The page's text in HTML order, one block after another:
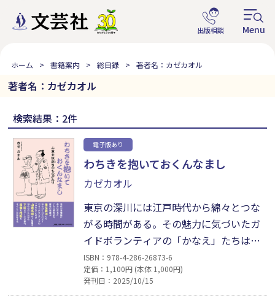
ホーム 書籍案内 総目録 著者名：カゼカオル
著者名：カゼカオル
検索結果：2件
電子版あり
わちきを抱いておくんなまし
カゼカオル
東京の深川には江戸時代から綿々とつな
がる時間がある。その魅力に気づいたガ
イドボランティアの「かなえ」たちは、
独自に勉強しながらツアー客を案内して
いる。特に、山東京伝は、かなえたちの
興味を刺激する人物で、その身近に存在
ISBN：978-4-286-26873-6
定価：1,100円 (本体 1,000円)
発刊日：2025/10/15